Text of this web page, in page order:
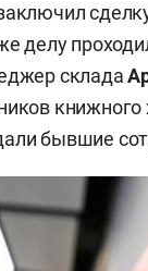
делу
склада
бывшие